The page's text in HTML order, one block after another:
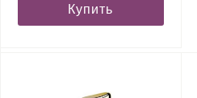
Купить